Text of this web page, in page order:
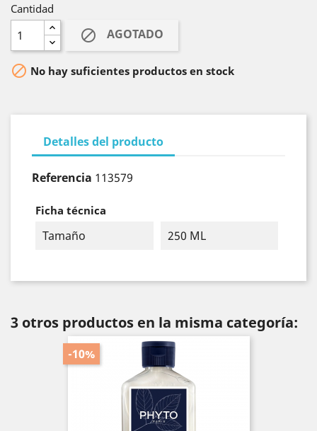
Cantidad
 AGOTADO
 No hay suficientes productos en stock
Detalles del producto
Referencia 113579
Ficha técnica
Tamaño 250 ML
3 otros productos en la misma categoría:
-10%